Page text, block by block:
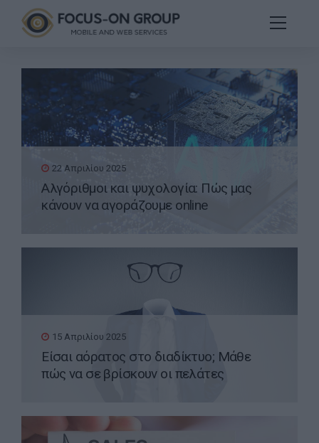
22 Απριλίου 2025
Αλγόριθμοι και ψυχολογία: Πώς μας
κάνουν να αγοράζουμε online
15 Απριλίου 2025
Είσαι αόρατος στο διαδίκτυο; Μάθε
πώς να σε βρίσκουν οι πελάτες